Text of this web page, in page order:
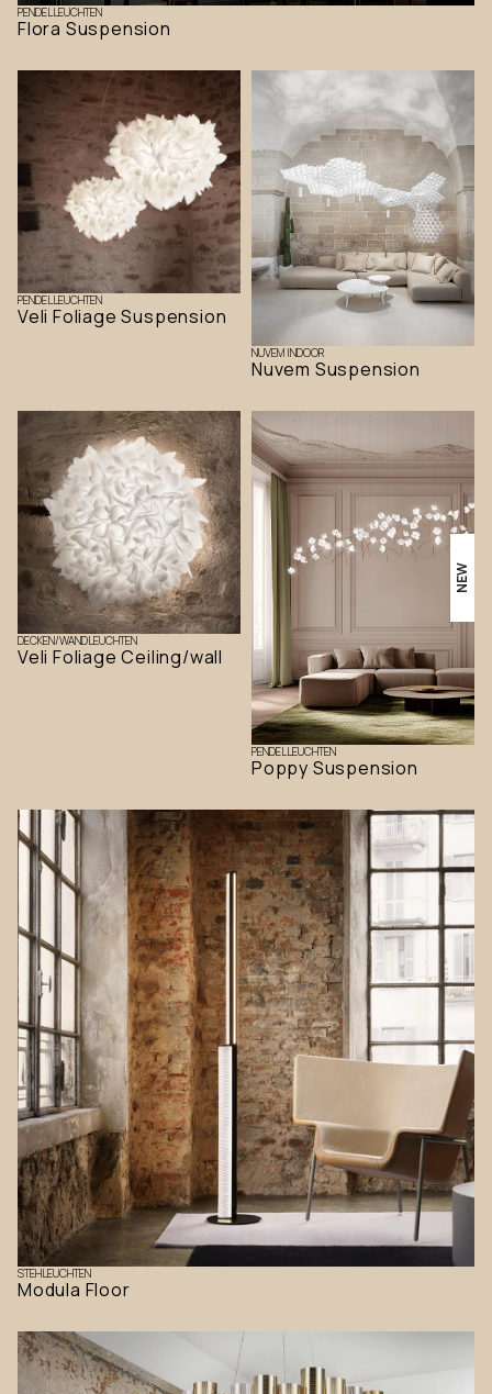
PENDELLEUCHTEN
Flora Suspension
PENDELLEUCHTEN
Veli Foliage Suspension
NUVEM INDOOR
Nuvem Suspension
DECKEN/WANDLEUCHTEN
Veli Foliage Ceiling/wall
NEW
PENDELLEUCHTEN
Poppy Suspension
STEHLEUCHTEN
Modula Floor